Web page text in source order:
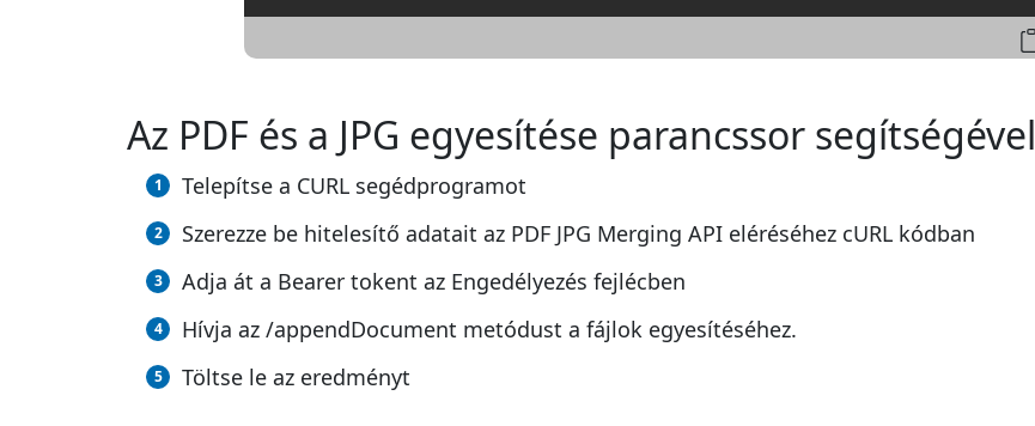
Az PDF és a JPG egyesítése parancssor segítségével
Telepítse a CURL segédprogramot
Szerezze be hitelesítő adatait az PDF JPG Merging API eléréséhez cURL kódban
Adja át a Bearer tokent az Engedélyezés fejlécben
Hívja az /appendDocument metódust a fájlok egyesítéséhez.
Töltse le az eredményt